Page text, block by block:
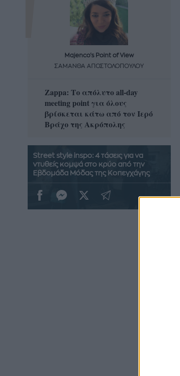
Majenco's Point of View
ΣΑΜΑΝΘΑ ΑΠΟΣΤΟΛΟΠΟΥΛΟΥ
Zappa: Το απόλυτο all-day
meeting point για όλους
βρίσκεται κάτω από τον Ιερό
Βράχο της Ακρόπολης
Street style inspo: 4 τάσεις για να
ντυθείς κομψά στο κρύο από την
Εβδομάδα Μόδας της Κοπεγχάγης